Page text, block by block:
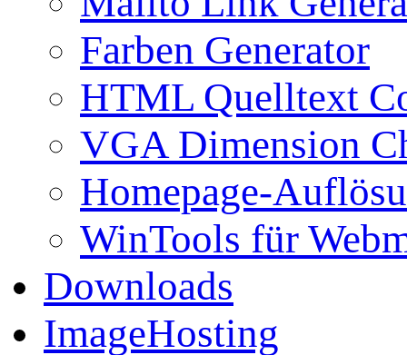
Farben Generator
HTML Quelltext
VGA Dimension
Homepage-
WinTools für
Downloads
ImageHosting